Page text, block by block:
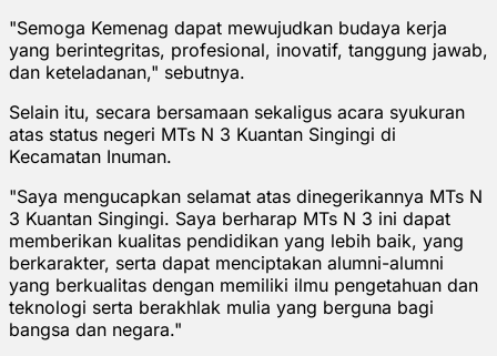
"Semoga Kemenag dapat mewujudkan budaya kerja
yang berintegritas, profesional, inovatif, tanggung jawab,
dan keteladanan," sebutnya.
Selain itu, secara bersamaan sekaligus acara syukuran
atas status negeri MTs N 3 Kuantan Singingi di
Kecamatan Inuman.
"Saya mengucapkan selamat atas dinegerikannya MTs N
3 Kuantan Singingi. Saya berharap MTs N 3 ini dapat
memberikan kualitas pendidikan yang lebih baik, yang
berkarakter, serta dapat menciptakan alumni-alumni
yang berkualitas dengan memiliki ilmu pengetahuan dan
teknologi serta berakhlak mulia yang berguna bagi
bangsa dan negara."